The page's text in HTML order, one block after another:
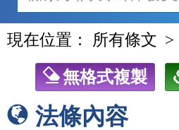
現在位置： 所有條文
無格式複製
法條內容